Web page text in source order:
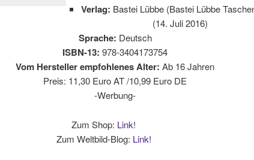
Verlag: Bastei Lübbe (Bastei Lübbe
(14. Juli 2016)
Sprache: Deutsch
ISBN-13: 978-3404173754
Vom Hersteller empfohlenes Alter: Ab 16 Jahren
Preis: 11,30 Euro AT /10,99 Euro DE
-Werbung-
Zum Shop: Link!
Zum Weltbild-Blog: Link!